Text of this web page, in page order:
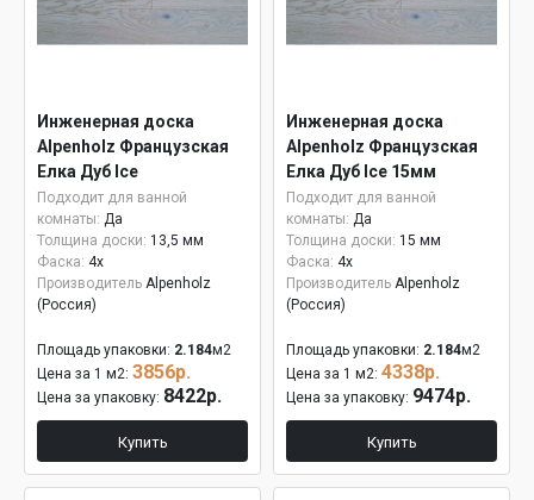
Инженерная доска
Alpenholz Французская
Елка Дуб Ice
Подходит для ванной
комнаты: Да
Толщина доски: 13,5 мм
Фаска: 4x
Производитель Alpenholz
(Россия)
Площадь упаковки: 2.184м2
Цена за 1 м2: 3856р.
Цена за упаковку: 8422р.
Купить
Инженерная доска
Alpenholz Французская
Елка Дуб Ice 15мм
Подходит для ванной
комнаты: Да
Толщина доски: 15 мм
Фаска: 4x
Производитель Alpenholz
(Россия)
Площадь упаковки: 2.184м2
Цена за 1 м2: 4338р.
Цена за упаковку: 9474р.
Купить